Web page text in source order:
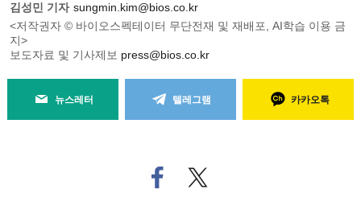
김성민 기자 sungmin.kim@bios.co.kr
<저작권자 © 바이오스펙테이터 무단전재 및 재배포, AI학습 이용 금
지>
보도자료 및 기사제보 press@bios.co.kr
뉴스레터 텔레그램 카카오톡
페
이
트위
터로